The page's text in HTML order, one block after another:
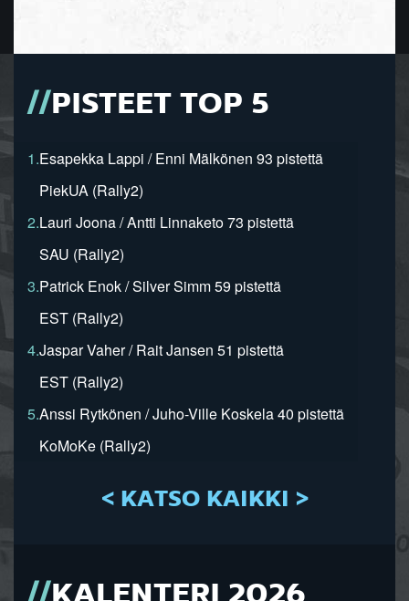
PISTEET TOP 5
1.Esapekka Lappi / Enni Mälkönen 93 pistettä
PiekUA (Rally2)
2.Lauri Joona / Antti Linnaketo 73 pistettä
SAU (Rally2)
3.Patrick Enok / Silver Simm 59 pistettä
EST (Rally2)
4.Jaspar Vaher / Rait Jansen 51 pistettä
EST (Rally2)
5.Anssi Rytkönen / Juho-Ville Koskela 40 pistettä
KoMoKe (Rally2)
< KATSO KAIKKI >